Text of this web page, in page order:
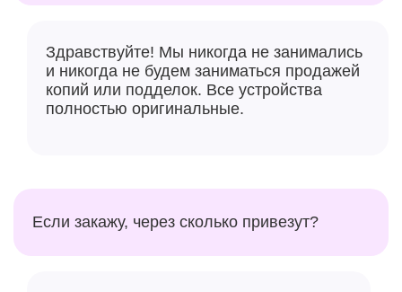
Здравствуйте! Мы никогда не занимались
и никогда не будем заниматься продажей
копий или подделок. Все устройства
полностью оригинальные.
Если закажу, через сколько привезут?